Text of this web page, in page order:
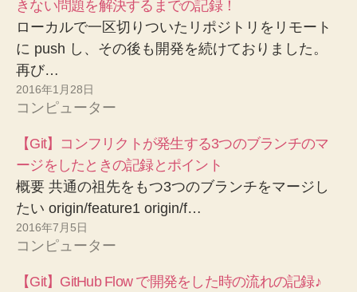
きない問題を解決するまでの記録！
ローカルで一区切りついたリポジトリをリモート
に push し、その後も開発を続けておりました。
再び…
2016年1月28日
コンピューター
【Git】コンフリクトが発生する3つのブランチのマ
ージをしたときの記録とポイント
概要 共通の祖先をもつ3つのブランチをマージし
たい origin/feature1 origin/f…
2016年7月5日
コンピューター
【Git】GitHub Flow で開発をした時の流れの記録♪